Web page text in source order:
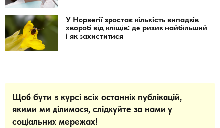
У Норвегії зростає кількість випадків
хвороб від кліщів: де ризик найбільший
і як захиститися
Щоб бути в курсі всіх останніх публікацій,
якими ми ділимося, слідкуйте за нами у
соціальних мережах!